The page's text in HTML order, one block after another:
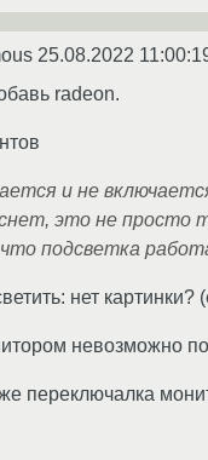
25.08.2022
radeon.
и не
это не просто
подсветка
нет
невозможно
переключалка